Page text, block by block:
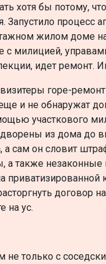
хотя бы потому,
Запустило процесс
жилом доме
милицией,
идет ремонт.
горе-
и не обнаружат
участкового
из дома до
а сам он словит
а также
договор
на ус.
не только с